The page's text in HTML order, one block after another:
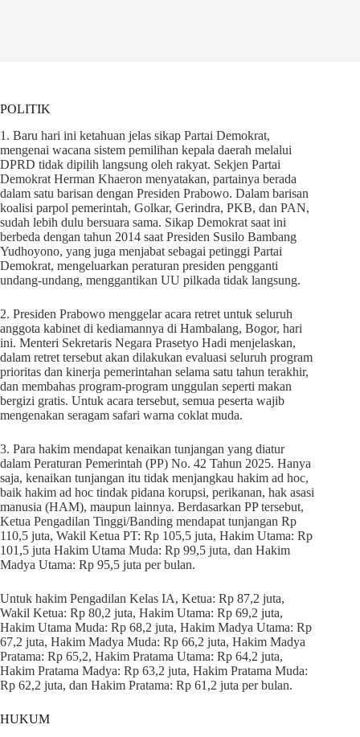
POLITIK
1. Baru hari ini ketahuan jelas sikap Partai Demokrat,
mengenai wacana sistem pemilihan kepala daerah melalui
DPRD tidak dipilih langsung oleh rakyat. Sekjen Partai
Demokrat Herman Khaeron menyatakan, partainya berada
dalam satu barisan dengan Presiden Prabowo. Dalam barisan
koalisi parpol pemerintah, Golkar, Gerindra, PKB, dan PAN,
sudah lebih dulu bersuara sama. Sikap Demokrat saat ini
berbeda dengan tahun 2014 saat Presiden Susilo Bambang
Yudhoyono, yang juga menjabat sebagai petinggi Partai
Demokrat, mengeluarkan peraturan presiden pengganti
undang-undang, menggantikan UU pilkada tidak langsung.
2. Presiden Prabowo menggelar acara retret untuk seluruh
anggota kabinet di kediamannya di Hambalang, Bogor, hari
ini. Menteri Sekretaris Negara Prasetyo Hadi menjelaskan,
dalam retret tersebut akan dilakukan evaluasi seluruh program
prioritas dan kinerja pemerintahan selama satu tahun terakhir,
dan membahas program-program unggulan seperti makan
bergizi gratis. Untuk acara tersebut, semua peserta wajib
mengenakan seragam safari warna coklat muda.
3. Para hakim mendapat kenaikan tunjangan yang diatur
dalam Peraturan Pemerintah (PP) No. 42 Tahun 2025. Hanya
saja, kenaikan tunjangan itu tidak menjangkau hakim ad hoc,
baik hakim ad hoc tindak pidana korupsi, perikanan, hak asasi
manusia (HAM), maupun lainnya. Berdasarkan PP tersebut,
Ketua Pengadilan Tinggi/Banding mendapat tunjangan Rp
110,5 juta, Wakil Ketua PT: Rp 105,5 juta, Hakim Utama: Rp
101,5 juta Hakim Utama Muda: Rp 99,5 juta, dan Hakim
Madya Utama: Rp 95,5 juta per bulan.
Untuk hakim Pengadilan Kelas IA, Ketua: Rp 87,2 juta,
Wakil Ketua: Rp 80,2 juta, Hakim Utama: Rp 69,2 juta,
Hakim Utama Muda: Rp 68,2 juta, Hakim Madya Utama: Rp
67,2 juta, Hakim Madya Muda: Rp 66,2 juta, Hakim Madya
Pratama: Rp 65,2, Hakim Pratama Utama: Rp 64,2 juta,
Hakim Pratama Madya: Rp 63,2 juta, Hakim Pratama Muda:
Rp 62,2 juta, dan Hakim Pratama: Rp 61,2 juta per bulan.
HUKUM